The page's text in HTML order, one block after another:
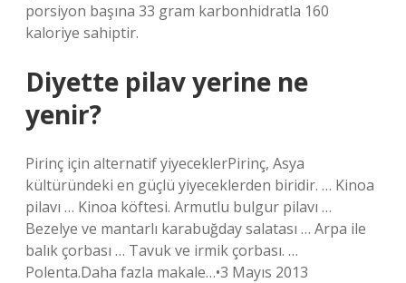
porsiyon başına 33 gram karbonhidratla 160
kaloriye sahiptir.
Diyette pilav yerine ne
yenir?
Pirinç için alternatif yiyeceklerPirinç, Asya
kültüründeki en güçlü yiyeceklerden biridir. … Kinoa
pilavı … Kinoa köftesi. Armutlu bulgur pilavı …
Bezelye ve mantarlı karabuğday salatası … Arpa ile
balık çorbası … Tavuk ve irmik çorbası. …
Polenta.Daha fazla makale…•3 Mayıs 2013